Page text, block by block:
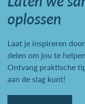
oplossen
Laat je inspireren
delen om jou te
Ontvang praktische
aan de slag kunt!